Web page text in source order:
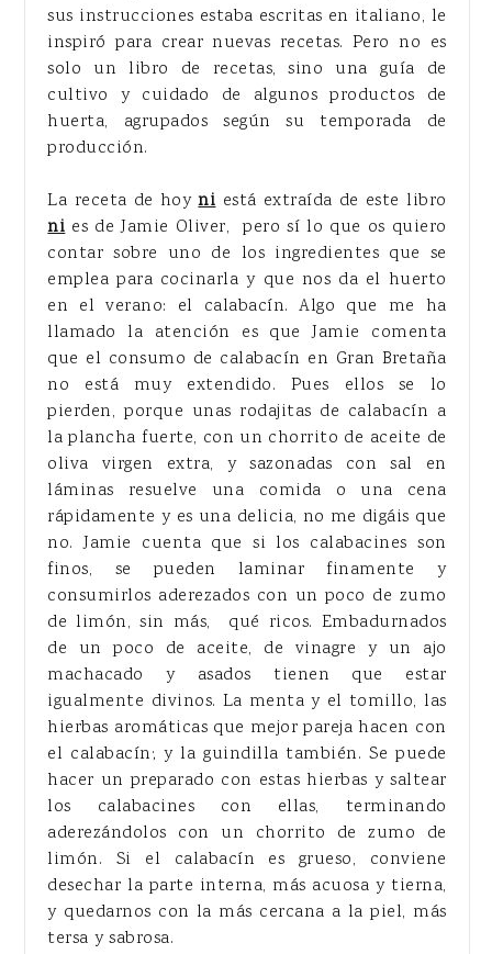
sus instrucciones estaba escritas en italiano, le
inspiró para crear nuevas recetas. Pero no es
solo un libro de recetas, sino una guía de
cultivo y cuidado de algunos productos de
huerta, agrupados según su temporada de
producción.
La receta de hoyniestá extraída de este libro
nies de Jamie Oliver, pero sí lo que os quiero
contar sobre uno de los ingredientes que se
emplea para cocinarla y que nos da el huerto
en el verano: el calabacín. Algo que me ha
llamado la atención es que Jamie comenta
que el consumo de calabacín en Gran Bretaña
no está muy extendido. Pues ellos se lo
pierden, porque unas rodajitas de calabacín a
la plancha fuerte, con un chorrito de aceite de
oliva virgen extra, y sazonadas con sal en
láminas resuelve una comida o una cena
rápidamente y es una delicia, no me digáis que
no. Jamie cuenta que si los calabacines son
finos, se pueden laminar finamente y
consumirlos aderezados con un poco de zumo
de limón, sin más, qué ricos. Embadurnados
de un poco de aceite, de vinagre y un ajo
machacado y asados tienen que estar
igualmente divinos. La menta y el tomillo, las
hierbas aromáticas que mejor pareja hacen con
el calabacín; y la guindilla también. Se puede
hacer un preparado con estas hierbas y saltear
los calabacines con ellas, terminando
aderezándolos con un chorrito de zumo de
limón. Si el calabacín es grueso, conviene
desechar la parte interna, más acuosa y tierna,
y quedarnos con la más cercana a la piel, más
tersa y sabrosa.